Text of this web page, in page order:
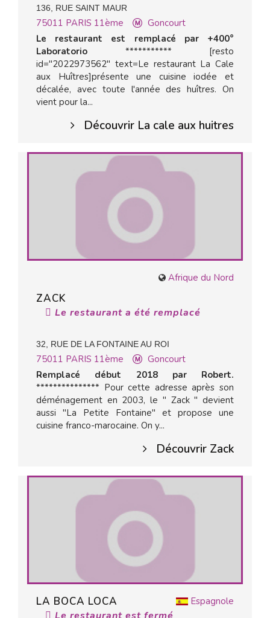
136, RUE SAINT MAUR
75011 PARIS 11ème
Goncourt
Le restaurant est remplacé par +400°
Laboratorio *********** [resto
id="2022973562" text=Le restaurant La Cale
aux Huîtres]présente une cuisine iodée et
décalée, avec toute l'année des huîtres. On
vient pour la...
Découvrir La cale aux huitres
Afrique du Nord
ZACK
Le restaurant a été remplacé
32, RUE DE LA FONTAINE AU ROI
75011 PARIS 11ème
Goncourt
Remplacé début 2018 par Robert.
*************** Pour cette adresse après son
déménagement en 2003, le " Zack " devient
aussi "La Petite Fontaine" et propose une
cuisine franco-marocaine. On y...
Découvrir Zack
Espagnole
LA BOCA LOCA